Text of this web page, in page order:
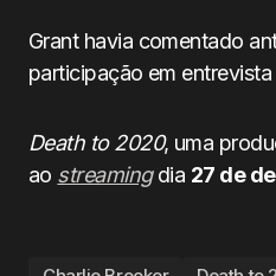
Grant havia comentado
participação em entrevista
Death to 2020, uma
ao streamingdia 27 de